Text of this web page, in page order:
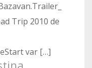
Trip 2010 de
var […]